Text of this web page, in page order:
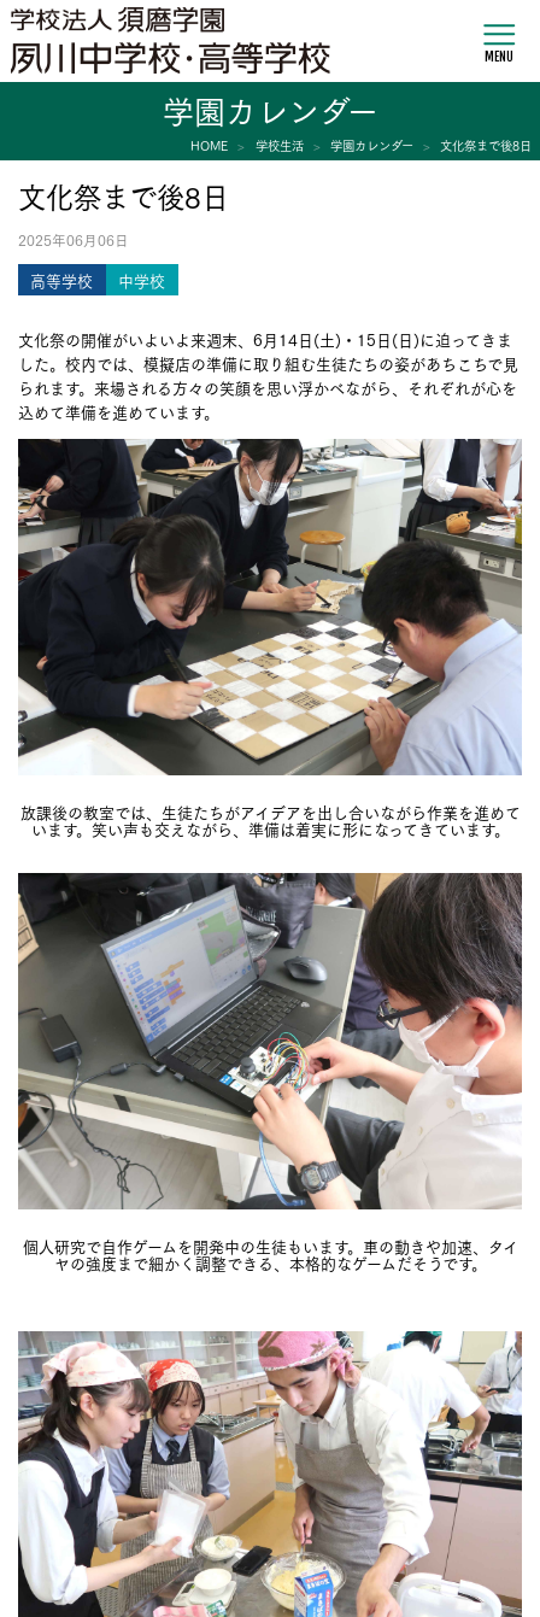
MENU
学園カレンダー
HOME 学校生活 学園カレンダー 文化祭まで後8日
文化祭まで後8日
2025年06月06日
高等学校 中学校
文化祭の開催がいよいよ来週末、6月14日(土)・15日(日)に迫ってきま
した。校内では、模擬店の準備に取り組む生徒たちの姿があちこちで見
られます。来場される方々の笑顔を思い浮かべながら、それぞれが心を
込めて準備を進めています。
放課後の教室では、生徒たちがアイデアを出し合いながら作業を進めて
います。笑い声も交えながら、準備は着実に形になってきています。
個人研究で自作ゲームを開発中の生徒もいます。車の動きや加速、タイ
ヤの強度まで細かく調整できる、本格的なゲームだそうです。